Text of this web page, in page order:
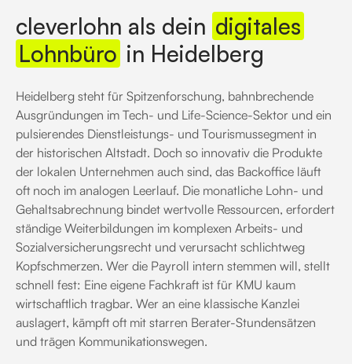
cleverlohn als dein digitales
Lohnbüro in Heidelberg
Heidelberg steht für Spitzenforschung, bahnbrechende
Ausgründungen im Tech- und Life-Science-Sektor und ein
pulsierendes Dienstleistungs- und Tourismussegment in
der historischen Altstadt. Doch so innovativ die Produkte
der lokalen Unternehmen auch sind, das Backoffice läuft
oft noch im analogen Leerlauf. Die monatliche Lohn- und
Gehaltsabrechnung bindet wertvolle Ressourcen, erfordert
ständige Weiterbildungen im komplexen Arbeits- und
Sozialversicherungsrecht und verursacht schlichtweg
Kopfschmerzen. Wer die Payroll intern stemmen will, stellt
schnell fest: Eine eigene Fachkraft ist für KMU kaum
wirtschaftlich tragbar. Wer an eine klassische Kanzlei
auslagert, kämpft oft mit starren Berater-Stundensätzen
und trägen Kommunikationswegen.